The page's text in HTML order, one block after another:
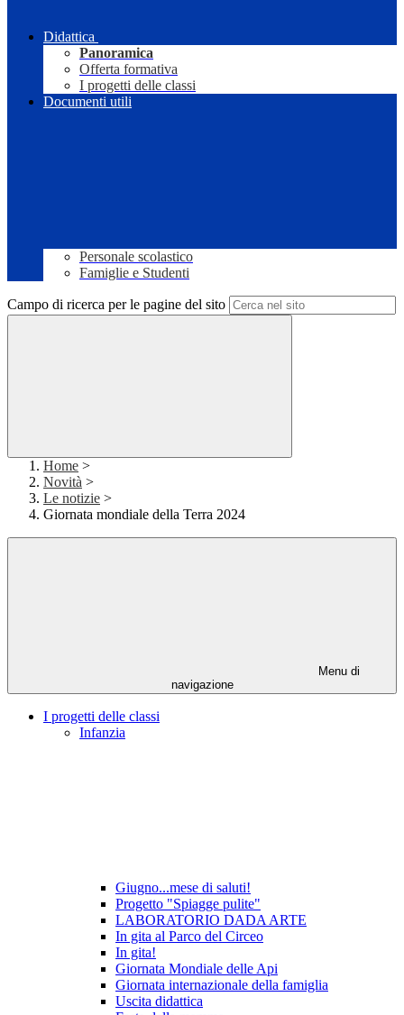
Didattica
Panoramica
Offerta formativa
I progetti delle classi
Documenti utili
Personale scolastico
Famiglie e Studenti
Campo di ricerca per le pagine del sito
Home >
Novità >
Le notizie >
Giornata mondiale della Terra 2024
Menu di
navigazione
I progetti delle classi
Infanzia
Giugno...mese di saluti!
Progetto "Spiagge pulite"
LABORATORIO DADA ARTE
In gita al Parco del Circeo
In gita!
Giornata Mondiale delle Api
Giornata internazionale della famiglia
Uscita didattica